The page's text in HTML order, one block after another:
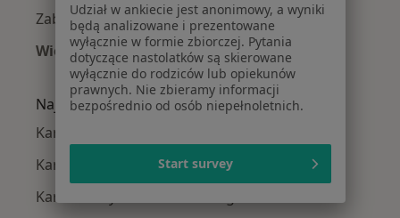
Zaburzenia rytmu serca w Legionowie
Więcej (15)
Więcej w kategorii: Najczęście leczone
Najpopularniejsze ubezpieczenia
Kardiolodzy z Medicover w Legionowie
Kardiolodzy z Signal Iduna w Legionowie
Kardiolodzy z LUX MED w Legionowie
Udział w ankiecie jest anonimowy, a wyniki
będą analizowane i prezentowane
wyłącznie w formie zbiorczej. Pytania
dotyczące nastolatków są skierowane
wyłącznie do rodziców lub opiekunów
prawnych. Nie zbieramy informacji
bezpośrednio od osób niepełnoletnich.
Start survey